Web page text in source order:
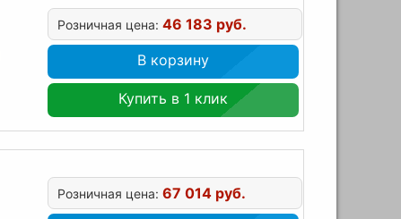
Розничная цена: 46 183 руб.
В корзину
Купить в 1 клик
Розничная цена: 67 014 руб.